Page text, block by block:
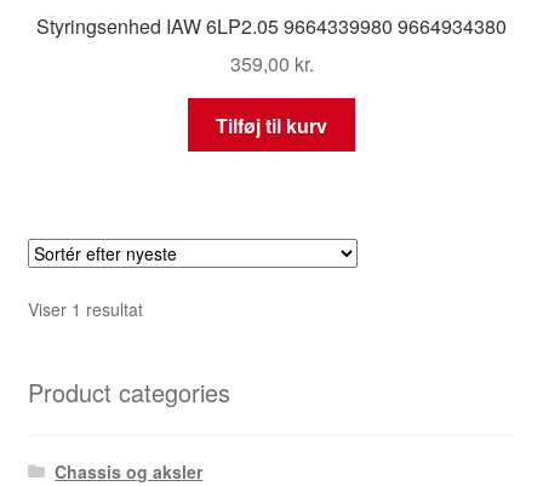
Styringsenhed IAW 6LP2.05 9664339980 9664934380
359,00 kr.
Tilføj til kurv
Viser 1 resultat
Product categories
Chassis og aksler